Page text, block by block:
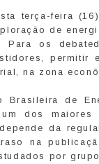
terça-feira
de
Para os
na zona
Brasileira de
dos maiores
da
na
por